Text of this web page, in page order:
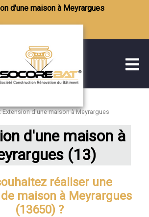
d'une maison à Meyrargues
Extension d'une maison à Meyrargues
d'une maison à
(13)
réaliser une
maison à Meyrargues
(13650) ?